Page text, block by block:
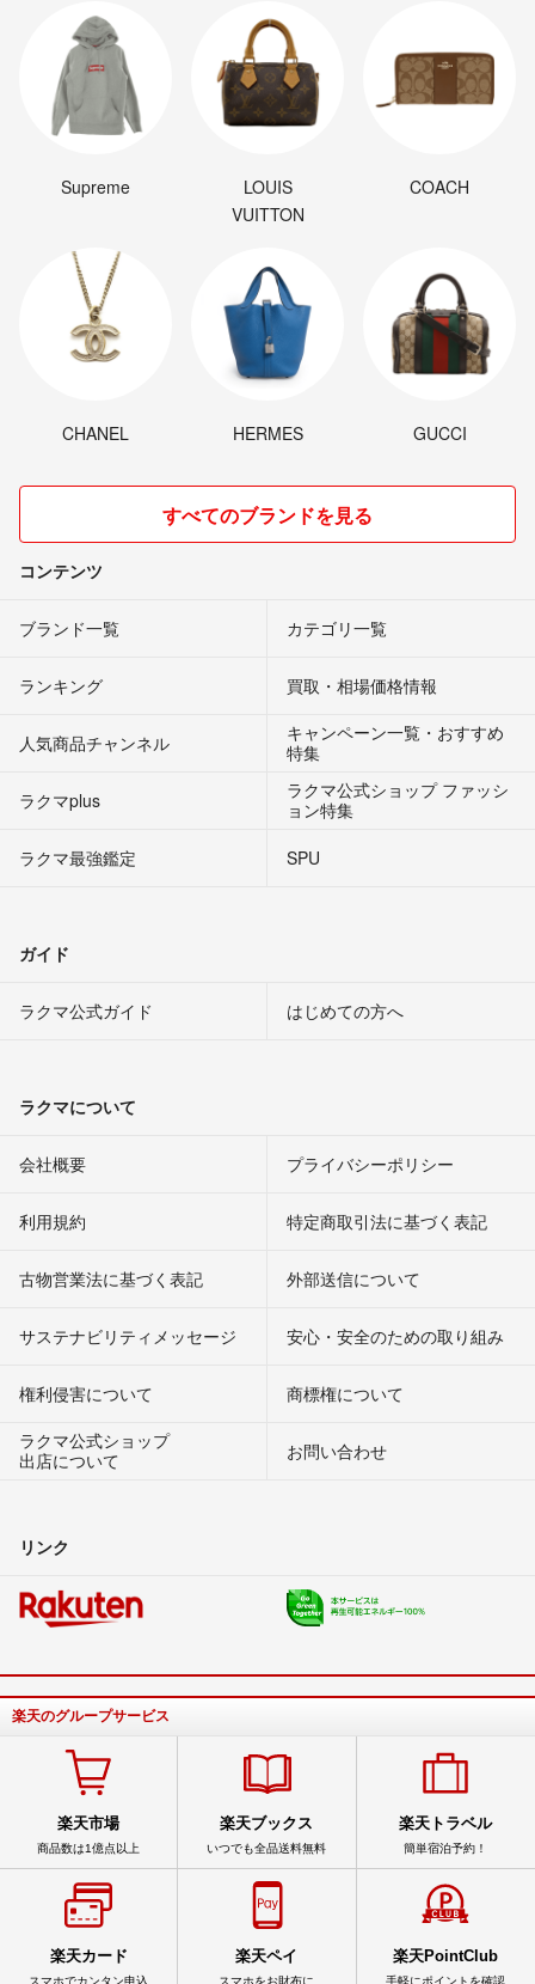
Supreme
LOUIS
VUITTON
COACH
CHANEL HERMES GUCCI
すべてのブランドを見る
コンテンツ
ブランド一覧 カテゴリ一覧
ランキング 買取・相場価格情報
人気商品チャンネル
キャンペーン一覧・おすすめ
特集
ラクマplus
ラクマ公式ショップ ファッシ
ョン特集
ラクマ最強鑑定
SPU
ガイド
ラクマ公式ガイド はじめての方へ
ラクマについて
会社概要 プライバシーポリシー
利用規約 特定商取引法に基づく表記
古物営業法に基づく表記 外部送信について
サステナビリティメッセージ 安心・安全のための取り組み
権利侵害について
商標権について
ラクマ公式ショップ
出店について
お問い合わせ
リンク
楽天のグループサービス
楽天市場
商品数は1億点以上
楽天ブックス
いつでも全品送料無料
楽天トラベル
簡単宿泊予約！
楽天カード
スマホでカンタン申込
楽天ペイ
スマホをお財布に
楽天PointClub
手軽にポイントを確認